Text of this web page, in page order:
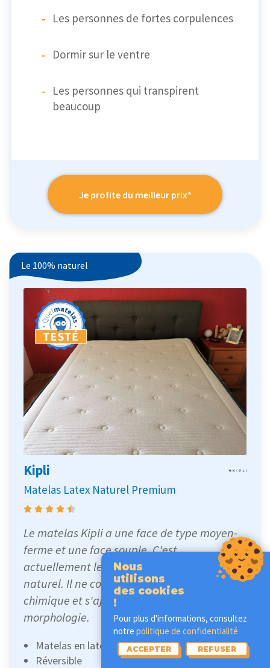
Les personnes de fortes corpulences
Dormir sur le ventre
Les personnes qui transpirent
beaucoup
Je profite du meilleur prix*
Le 100% naturel
Kipli
Matelas Latex Naturel Premium
Le matelas Kipli a une face de type moyen-
ferme et une face souple. C'est
actuellement le meilleur matelas en latex
naturel. Il ne contient aucun produit
chimique et s'ajuste parfaitement à votre
morphologie.
Matelas en latex 100 % bio
Réversible
Nous
utilisons
des cookies
!
Pour plus d'informations, consultez
notre politique de confidentialité
ACCEPTER REFUSER